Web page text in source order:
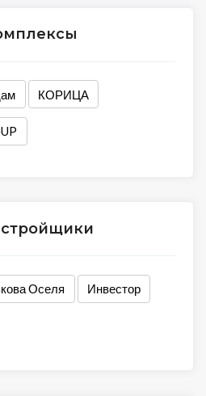
КОРИЦА
Оселя Инвестор